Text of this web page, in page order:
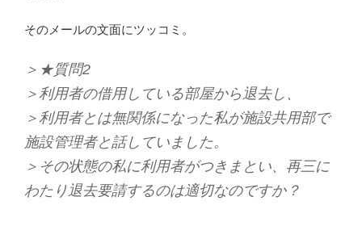
そのメールの文面にツッコミ。
＞★質問2
＞利用者の借用している部屋から退去し、
＞利用者とは無関係になった私が施設共用部で
施設管理者と話していました。
＞その状態の私に利用者がつきまとい、再三に
わたり退去要請するのは適切なのですか？